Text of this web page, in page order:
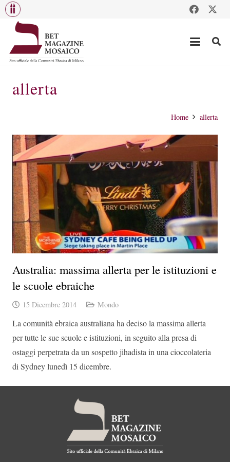
allerta
Home allerta
Australia: massima allerta per le istituzioni e
le scuole ebraiche
15 Dicembre 2014 Mondo
La comunità ebraica australiana ha deciso la massima allerta
per tutte le sue scuole e istituzioni, in seguito alla presa di
ostaggi perpetrata da un sospetto jihadista in una cioccolateria
di Sydney lunedì 15 dicembre.